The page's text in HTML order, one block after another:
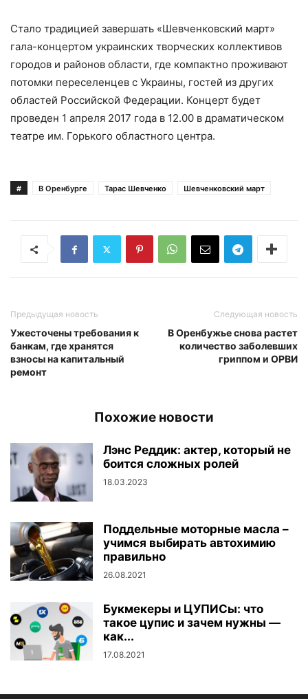
Стало традицией завершать «Шевченковский март»
гала-концертом украинских творческих коллективов
городов и районов области, где компактно проживают
потомки переселенцев с Украины, гостей из других
областей Российской Федерации. Концерт будет
проведен 1 апреля 2017 года в 12.00 в драматическом
театре им. Горького областного центра.
# В Оренбурге Тарас Шевченко Шевченковский март
Предыдущая новость
Ужесточены требования к
банкам, где хранятся
взносы на капитальный
ремонт
Следующая новость
В Оренбужье снова растет
количество заболевших
гриппом и ОРВИ
Похожие новости
Лэнс Реддик: актер, который не
боится сложных ролей
18.03.2023
Поддельные моторные масла –
учимся выбирать автохимию
правильно
26.08.2021
Букмекеры и ЦУПИСы: что
такое цупис и зачем нужны —
как...
17.08.2021